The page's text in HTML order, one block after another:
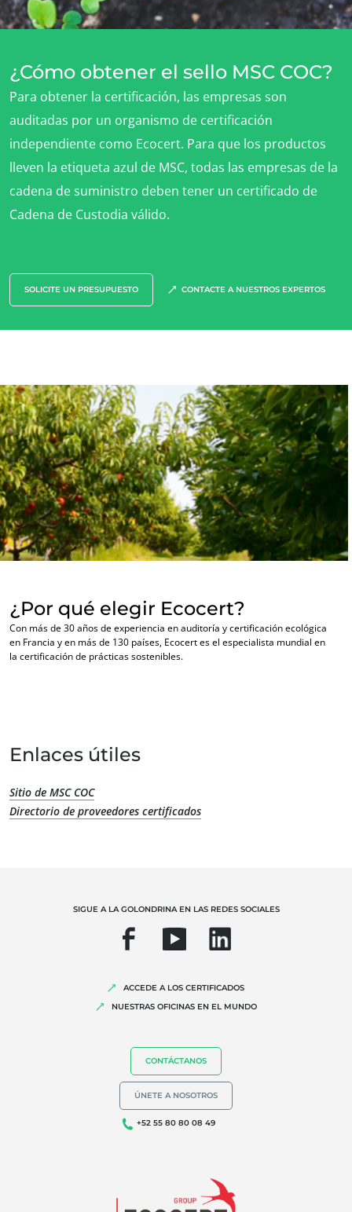
NUESTROS SECTORES COMERCIALES
Agroalimentario
Cosméticos
Forestal
Productos del hogar
Materiales sostenibles
Insumos
Comercio justo
Agricultura sostenible
Biodiversidad y cambio climático
¿Cómo obtener el sello MSC COC?
Para obtener la certificación, las empresas son
auditadas por un organismo de certificación
independiente como Ecocert. Para que los productos
lleven la etiqueta azul de MSC, todas las empresas de la
cadena de suministro deben tener un certificado de
Cadena de Custodia válido.
SOLICITE UN PRESUPUESTO CONTACTE A NUESTROS EXPERTOS
¿Por qué elegir Ecocert?
Con más de 30 años de experiencia en auditoría y certificación ecológica
en Francia y en más de 130 países, Ecocert es el especialista mundial en
la certificación de prácticas sostenibles.
Enlaces útiles
Sitio de MSC COC
Directorio de proveedores certificados
SIGUE A LA GOLONDRINA EN LAS REDES SOCIALES
ACCEDE A LOS CERTIFICADOS
NUESTRAS OFICINAS EN EL MUNDO
CONTÁCTANOS
ÚNETE A NOSOTROS
+52 55 80 80 08 49